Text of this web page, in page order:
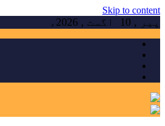
Skip to content
پیر , 10 اگست , 2026ء